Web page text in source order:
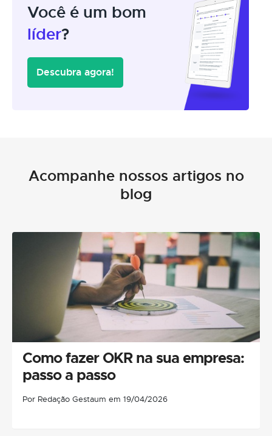
Você é um bom
líder?
Descubra agora!
Acompanhe nossos artigos no
blog
Como fazer OKR na sua empresa:
passo a passo
Por Redação Gestaum em 19/04/2026